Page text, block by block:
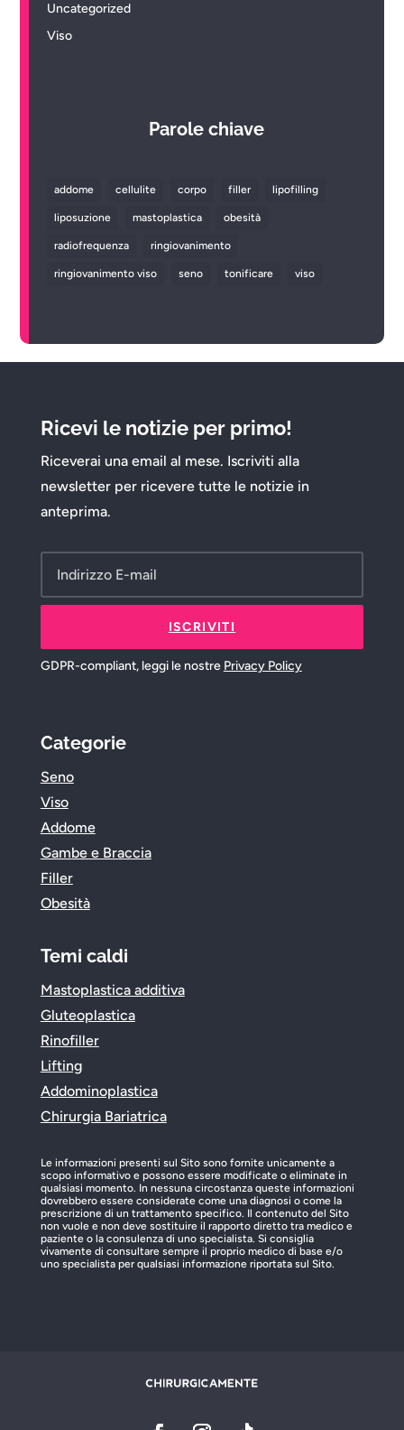
Uncategorized
Viso
Parole chiave
addome cellulite corpo filler lipofilling
liposuzione mastoplastica obesità
radiofrequenza ringiovanimento
ringiovanimento viso seno tonificare viso
Ricevi le notizie per primo!
Riceverai una email al mese. Iscriviti alla
newsletter per ricevere tutte le notizie in
anteprima.
ISCRIVITI
GDPR-compliant, leggi le nostre Privacy Policy
Categorie
Seno
Viso
Addome
Gambe e Braccia
Filler
Obesità
Temi caldi
Mastoplastica additiva
Gluteoplastica
Rinofiller
Lifting
Addominoplastica
Chirurgia Bariatrica
Le informazioni presenti sul Sito sono fornite unicamente a
scopo informativo e possono essere modificate o eliminate in
qualsiasi momento. In nessuna circostanza queste informazioni
dovrebbero essere considerate come una diagnosi o come la
prescrizione di un trattamento specifico. Il contenuto del Sito
non vuole e non deve sostituire il rapporto diretto tra medico e
paziente o la consulenza di uno specialista. Si consiglia
vivamente di consultare sempre il proprio medico di base e/o
uno specialista per qualsiasi informazione riportata sul Sito.